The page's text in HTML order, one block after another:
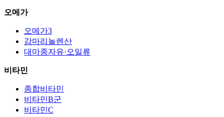
오메가
오메가3
감마리놀렌산
대마종자유·오일류
비타민
종합비타민
비타민B군
비타민C